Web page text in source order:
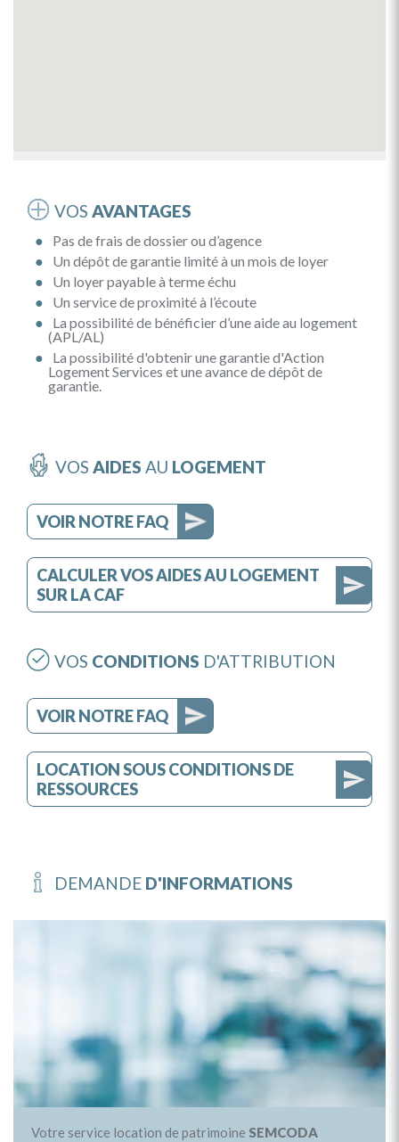
VOS AVANTAGES
Pas de frais de dossier ou d’agence
Un dépôt de garantie limité à un mois de loyer
Un loyer payable à terme échu
Un service de proximité à l’écoute
La possibilité de bénéficier d’une aide au logement
(APL/AL)
La possibilité d'obtenir une garantie d'Action
Logement Services et une avance de dépôt de
garantie.
VOS AIDES AU LOGEMENT
VOIR NOTRE FAQ
CALCULER VOS AIDES AU LOGEMENT
SUR LA CAF
VOS CONDITIONS D'ATTRIBUTION
VOIR NOTRE FAQ
LOCATION SOUS CONDITIONS DE
RESSOURCES
DEMANDE D'INFORMATIONS
Votre service location de patrimoine SEMCODA